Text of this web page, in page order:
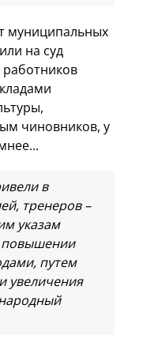
муниципальных
на суд
работников
чиновников, у
в
тренеров –
указам
повышении
путем
увеличения